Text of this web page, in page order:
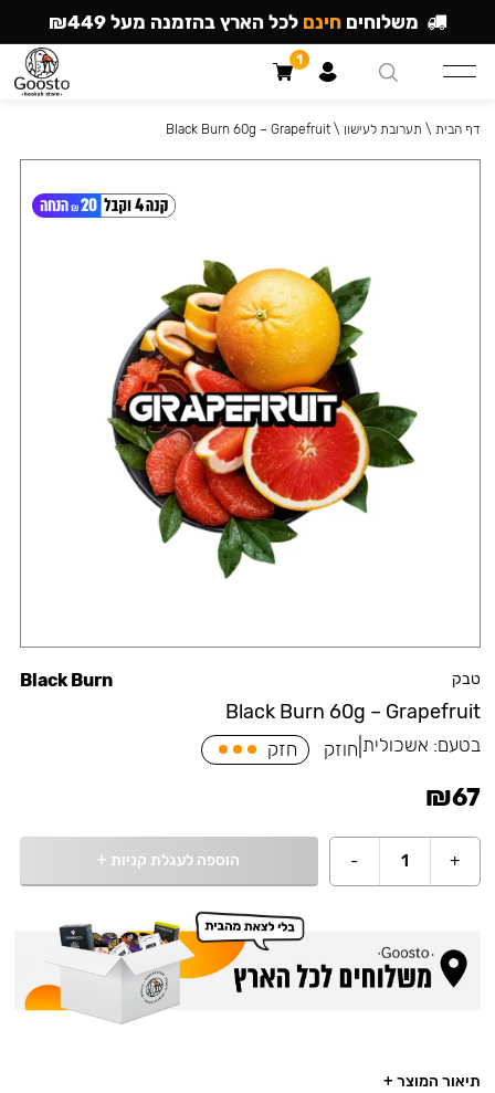
טבק
Black Burn 60g – Grapefruit
Black Burn
בטעם: אשכולית חוזק חזק
₪67
+
1
- הוספה לעגלת קניות +
דף הבית \ תערובת לעישון \
Black Burn 60g – Grapefruit
תיאור המוצר +
משלוחים חינם לכל הארץ בהזמנה מעל ₪449
1